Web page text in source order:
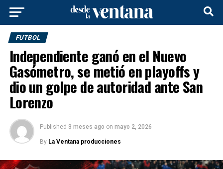
FUTBOL
Independiente ganó en el Nuevo
Gasómetro, se metió en playoffs y
dio un golpe de autoridad ante San
Lorenzo
Published 3 meses ago on mayo 2, 2026
By La Ventana producciones